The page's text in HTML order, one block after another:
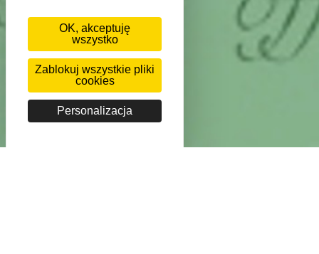
OK, akceptuję
wszystko
Zablokuj wszystkie pliki
cookies
Personalizacja